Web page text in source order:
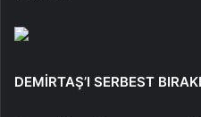
DEMİRTAŞ’I SERBEST